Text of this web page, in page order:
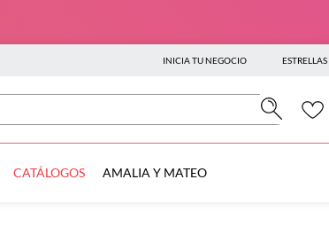
INICIA TU NEGOCIO ESTRELLAS
CATÁLOGOS AMALIA Y MATEO